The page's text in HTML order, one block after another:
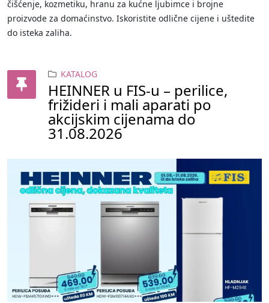
čišćenje, kozmetiku, hranu za kućne ljubimce i brojne
proizvode za domaćinstvo. Iskoristite odlične cijene i uštedite
do isteka zaliha.
KATALOG
HEINNER u FIS-u – perilice,
frižideri i mali aparati po
akcijskim cijenama do
31.08.2026